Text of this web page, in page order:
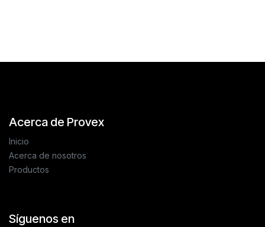
Acerca de Provex
Inicio
Acerca de nosotros
Productos
Síguenos en